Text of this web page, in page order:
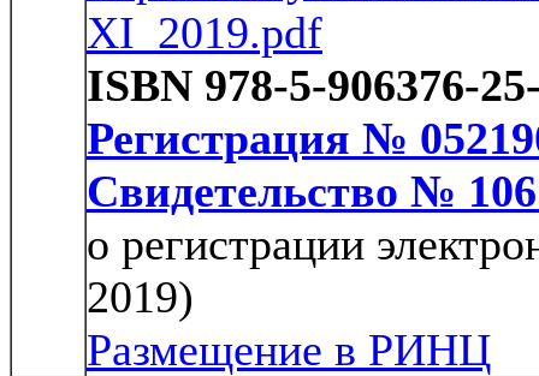
XI_2019.pdf
ISBN 978-5-906376-
Регистрация №
Свидетельство №
о регистрации
2019)
Размещение в РИНЦ